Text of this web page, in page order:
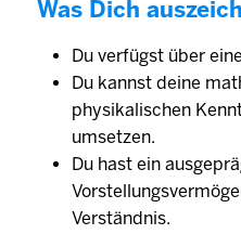
Was Dich
Du verfügst über
Du kannst deine
physikalischen
umsetzen.
Du hast ein
Verständnis.